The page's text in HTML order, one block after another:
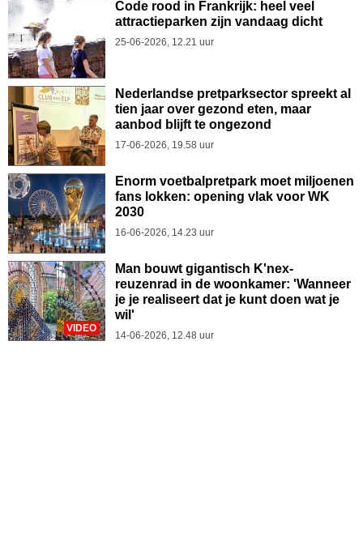
Code rood in Frankrijk: heel veel
attractieparken zijn vandaag dicht
25-06-2026, 12.21 uur
Nederlandse pretparksector spreekt al
tien jaar over gezond eten, maar
aanbod blijft te ongezond
17-06-2026, 19.58 uur
Enorm voetbalpretpark moet miljoenen
fans lokken: opening vlak voor WK
2030
16-06-2026, 14.23 uur
VIDEO
Man bouwt gigantisch K'nex-
reuzenrad in de woonkamer: 'Wanneer
je je realiseert dat je kunt doen wat je
wil'
14-06-2026, 12.48 uur